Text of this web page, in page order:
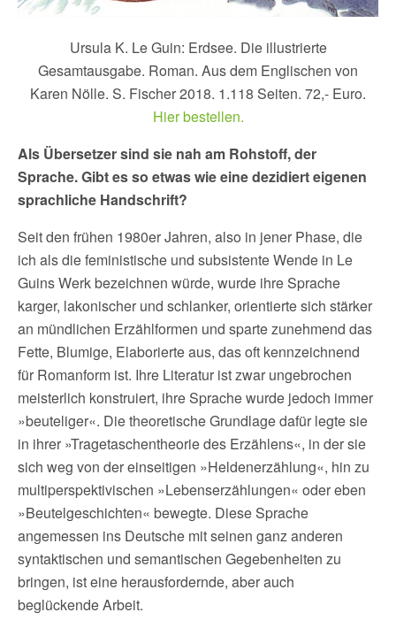
Ursula K. Le Guin: Erdsee. Die illustrierte
Gesamtausgabe. Roman. Aus dem Englischen von
Karen Nölle. S. Fischer 2018. 1.118 Seiten. 72,- Euro.
Hier bestellen.
Als Übersetzer sind sie nah am Rohstoff, der
Sprache. Gibt es so etwas wie eine dezidiert eigenen
sprachliche Handschrift?
Seit den frühen 1980er Jahren, also in jener Phase, die
ich als die feministische und subsistente Wende in Le
Guins Werk bezeichnen würde, wurde ihre Sprache
karger, lakonischer und schlanker, orientierte sich stärker
an mündlichen Erzählformen und sparte zunehmend das
Fette, Blumige, Elaborierte aus, das oft kennzeichnend
für Romanform ist. Ihre Literatur ist zwar ungebrochen
meisterlich konstruiert, ihre Sprache wurde jedoch immer
»beuteliger«. Die theoretische Grundlage dafür legte sie
in ihrer »Tragetaschentheorie des Erzählens«, in der sie
sich weg von der einseitigen »Heldenerzählung«, hin zu
multiperspektivischen »Lebenserzählungen« oder eben
»Beutelgeschichten« bewegte. Diese Sprache
angemessen ins Deutsche mit seinen ganz anderen
syntaktischen und semantischen Gegebenheiten zu
bringen, ist eine herausfordernde, aber auch
beglückende Arbeit.